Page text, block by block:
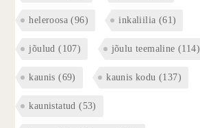
heleroosa (96) inkaliilia (61)
jõulud (107) jõulu teemaline (114)
kaunis (69) kaunis kodu (137)
kaunistatud (53)